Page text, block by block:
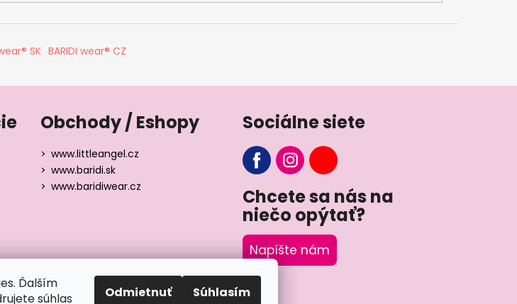
Ďalším
súhlas
Odmietnuť Súhlasím
SK BARIDI wear® CZ
Obchody / Eshopy
www.littleangel.cz
www.baridi.sk
www.baridiwear.cz
Sociálne siete
Chcete sa nás na
niečo opýtať?
Napíšte nám